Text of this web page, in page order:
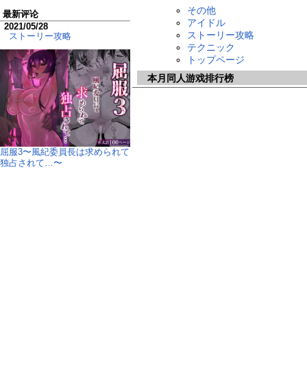
その他
アイドル
ストーリー攻略
テクニック
トップページ
本月同人游戏排行榜
最新评论
2021/05/28
ストーリー攻略
屈服3〜風紀委員長は求められて
独占されて…〜